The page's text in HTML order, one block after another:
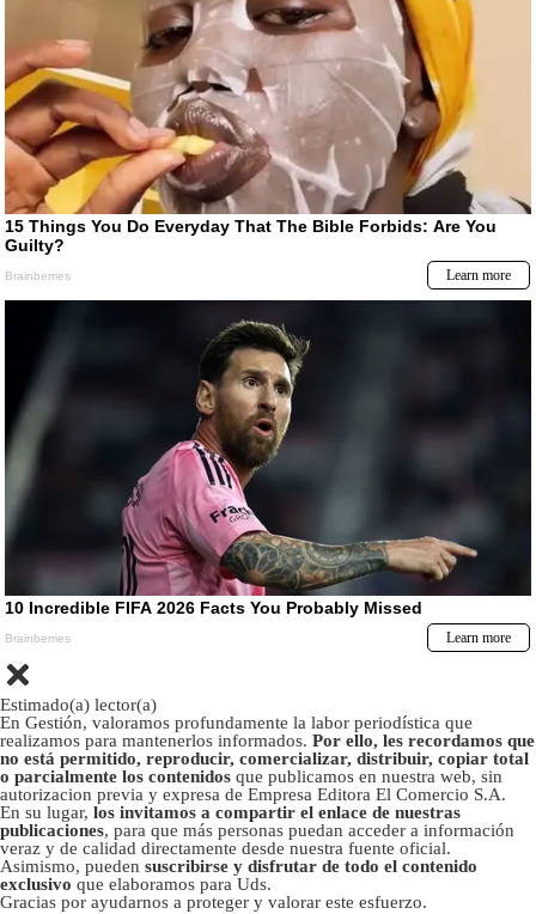
Estimado(a) lector(a)
En Gestión, valoramos profundamente la labor periodística que
realizamos para mantenerlos informados. Por ello, les recordamos que
no está permitido, reproducir, comercializar, distribuir, copiar total
o parcialmente los contenidos que publicamos en nuestra web, sin
autorizacion previa y expresa de Empresa Editora El Comercio S.A.
En su lugar, los invitamos a compartir el enlace de nuestras
publicaciones, para que más personas puedan acceder a información
veraz y de calidad directamente desde nuestra fuente oficial.
Asimismo, pueden suscribirse y disfrutar de todo el contenido
exclusivo que elaboramos para Uds.
Gracias por ayudarnos a proteger y valorar este esfuerzo.